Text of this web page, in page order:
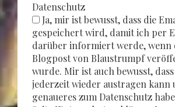
Datenschutz
Ja, mir ist bewusst, dass die
gespeichert wird, damit ich per
darüber informiert werde, wenn
Blogpost von Blaustrumpf
wurde. Mir ist auch bewusst,
jederzeit wieder austragen kann
genaueres zum Datenschutz